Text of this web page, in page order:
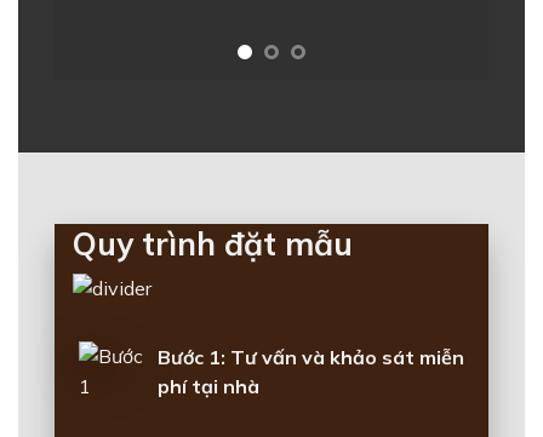
Quy trình đặt mẫu
Bước 1: Tư vấn và khảo sát miễn
phí tại nhà